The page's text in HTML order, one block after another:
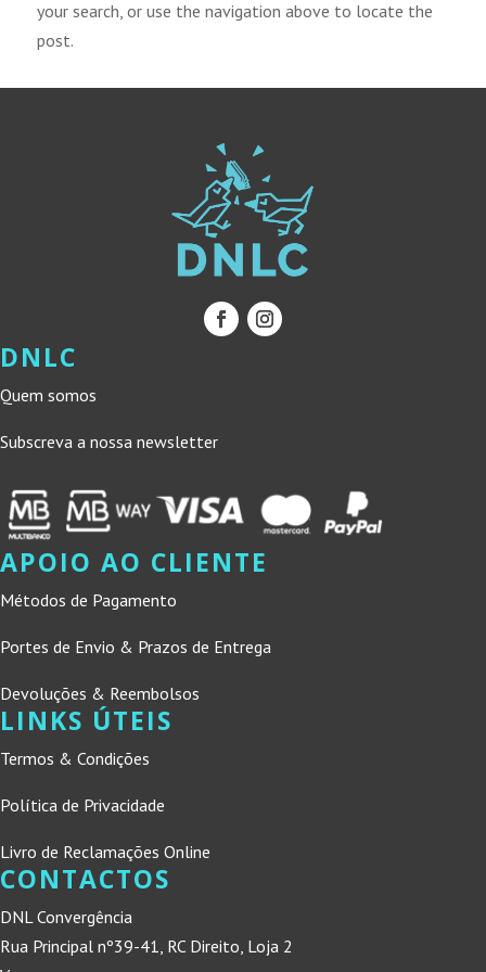
your search, or use the navigation above to locate the
post.
DNLC
Quem somos
Subscreva a nossa newsletter
APOIO AO CLIENTE
Métodos de Pagamento
Portes de Envio & Prazos de Entrega
Devoluções & Reembolsos
LINKS ÚTEIS
Termos & Condições
Política de Privacidade
Livro de Reclamações Online
CONTACTOS
DNL Convergência
Rua Principal nº39-41, RC Direito, Loja 2